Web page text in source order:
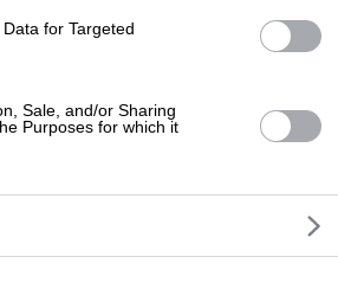
for Targeted
Sale, and/or Sharing
Purposes for which it